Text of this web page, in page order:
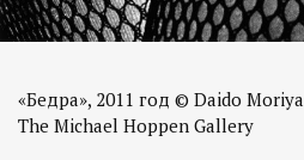
«Бедра», 2011 год © Daido
The Michael Hoppen Gallery